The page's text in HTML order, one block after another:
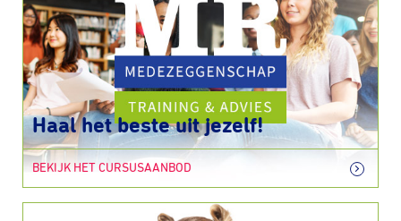
Haal het beste uit jezelf!
BEKIJK HET CURSUSAANBOD